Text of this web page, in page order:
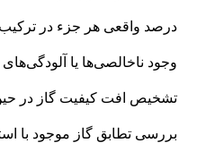
درصد واقعی هر جزء در ترکیب
وجود ناخالصی‌ها یا
تشخیص افت کیفیت گاز در
بررسی تطابق گاز موجود با